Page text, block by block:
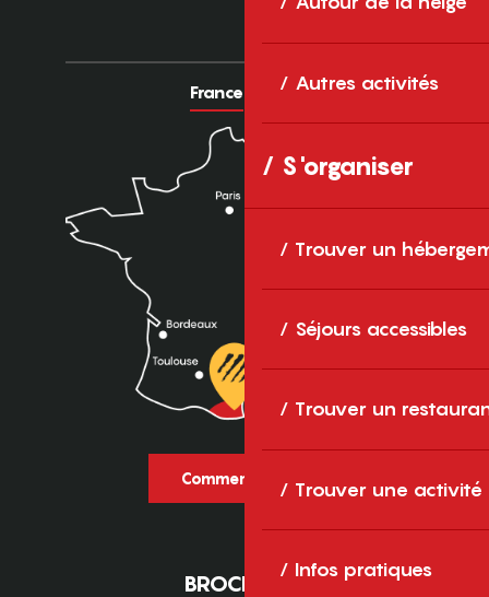
Autres activités
S'organiser
Trouver un
Séjours accessibles
Trouver un
Trouver une activité
Infos pratiques
France Europe
Comment venir ?
BROCHURES